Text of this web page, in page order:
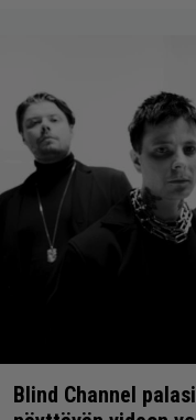
Blind Channel